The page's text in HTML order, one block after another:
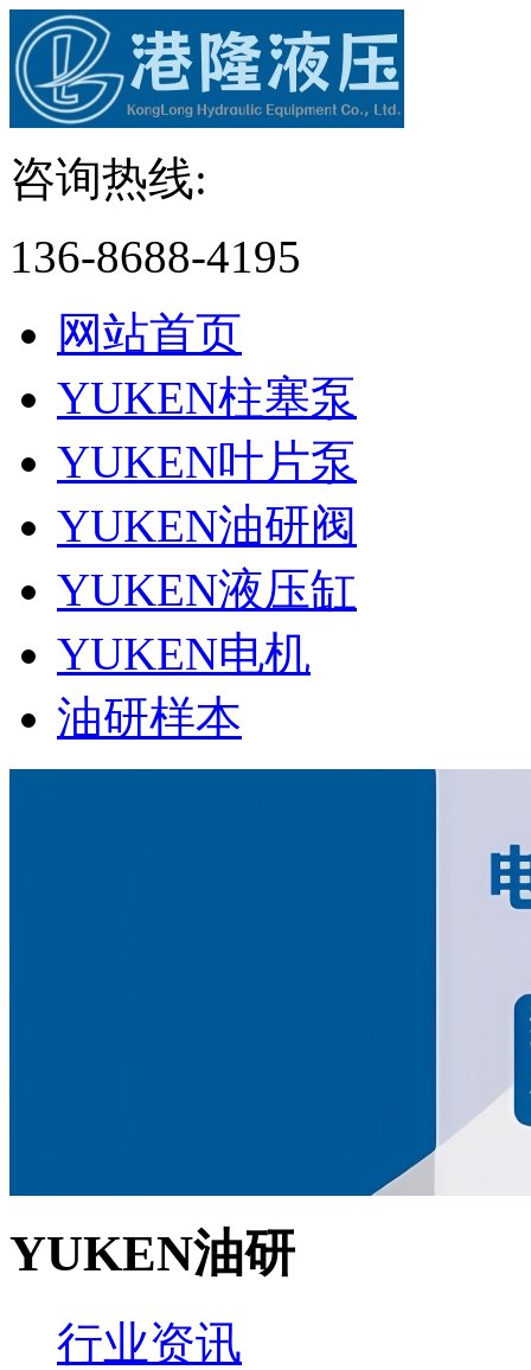
咨询热线:
136-8688-4195
网站首页
YUKEN柱塞泵
YUKEN叶片泵
YUKEN油研阀
YUKEN液压缸
YUKEN电机
油研样本
YUKEN油研
行业资讯